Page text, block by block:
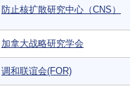
防止核扩散研究中心（CNS）
加拿大战略研究学会
调和联谊会(FOR)